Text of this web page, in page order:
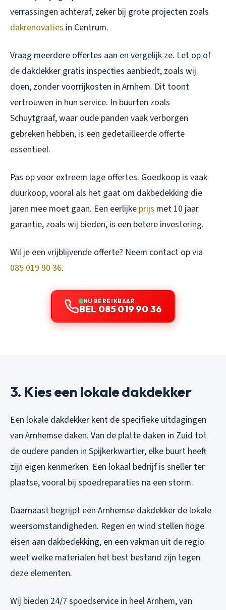
verrassingen achteraf, zeker bij grote projecten zoals
dakrenovaties in Centrum.
Vraag meerdere offertes aan en vergelijk ze. Let op of
de dakdekker gratis inspecties aanbiedt, zoals wij
doen, zonder voorrijkosten in Arnhem. Dit toont
vertrouwen in hun service. In buurten zoals
Schuytgraaf, waar oude panden vaak verborgen
gebreken hebben, is een gedetailleerde offerte
essentieel.
Pas op voor extreem lage offertes. Goedkoop is vaak
duurkoop, vooral als het gaat om dakbedekking die
jaren mee moet gaan. Een eerlijke prijs met 10 jaar
garantie, zoals wij bieden, is een betere investering.
Wil je een vrijblijvende offerte? Neem contact op via
085 019 90 36.
NU BEREIKBAAR
BEL 085 019 90 36
3. Kies een lokale dakdekker
Een lokale dakdekker kent de specifieke uitdagingen
van Arnhemse daken. Van de platte daken in Zuid tot
de oudere panden in Spijkerkwartier, elke buurt heeft
zijn eigen kenmerken. Een lokaal bedrijf is sneller ter
plaatse, vooral bij spoedreparaties na een storm.
Daarnaast begrijpt een Arnhemse dakdekker de lokale
weersomstandigheden. Regen en wind stellen hoge
eisen aan dakbedekking, en een vakman uit de regio
weet welke materialen het best bestand zijn tegen
deze elementen.
Wij bieden 24/7 spoedservice in heel Arnhem, van